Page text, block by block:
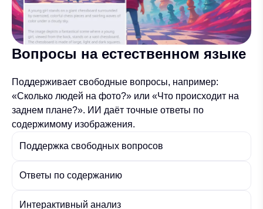
Вопросы на естественном языке
Поддерживает свободные вопросы, например:
«Сколько людей на фото?» или «Что происходит на
заднем плане?». ИИ даёт точные ответы по
содержимому изображения.
Поддержка свободных вопросов
Ответы по содержанию
Интерактивный анализ